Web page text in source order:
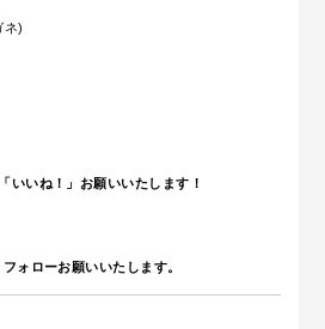
ネ)
いね！」お願いいたします！
ォローお願いいたします。